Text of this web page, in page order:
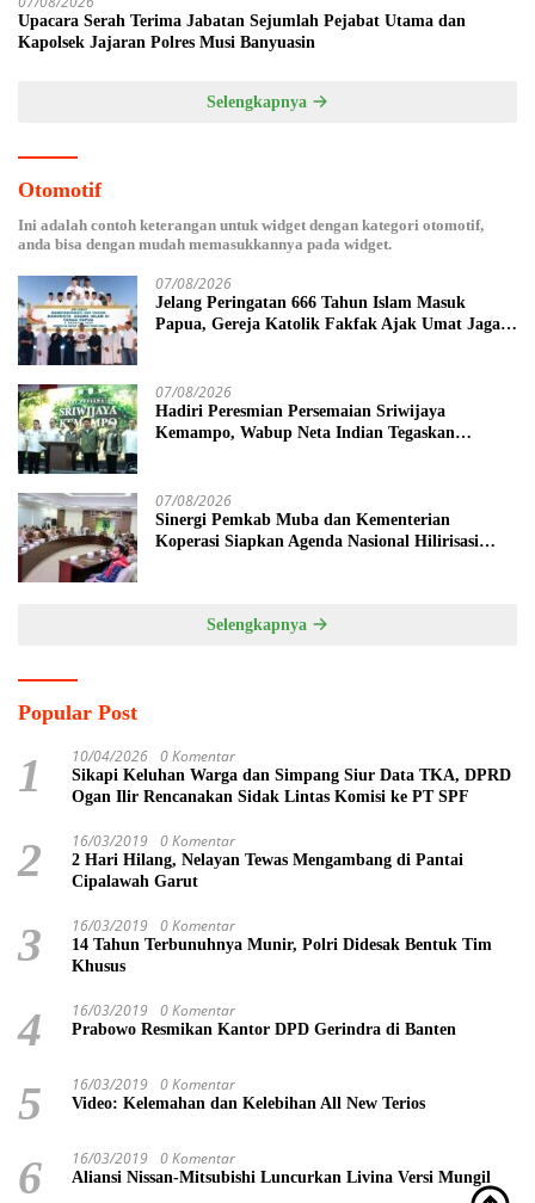
Upacara Serah Terima Jabatan Sejumlah Pejabat Utama dan
Kapolsek Jajaran Polres Musi Banyuasin
Selengkapnya
Otomotif
Ini adalah contoh keterangan untuk widget dengan kategori otomotif,
anda bisa dengan mudah memasukkannya pada widget.
07/08/2026
Jelang Peringatan 666 Tahun Islam Masuk
Papua, Gereja Katolik Fakfak Ajak Umat Jaga
07/08/2026
Hadiri Peresmian Persemaian Sriwijaya
Kemampo, Wabup Neta Indian Tegaskan
07/08/2026
Sinergi Pemkab Muba dan Kementerian
Koperasi Siapkan Agenda Nasional Hilirisasi
Selengkapnya
Popular Post
1 10/04/2026 0 Komentar
Sikapi Keluhan Warga dan Simpang Siur Data TKA, DPRD
Ogan Ilir Rencanakan Sidak Lintas Komisi ke PT SPF
2 16/03/2019 0 Komentar
2 Hari Hilang, Nelayan Tewas Mengambang di Pantai
Cipalawah Garut
3 16/03/2019 0 Komentar
14 Tahun Terbunuhnya Munir, Polri Didesak Bentuk Tim
Khusus
4 16/03/2019 0 Komentar
Prabowo Resmikan Kantor DPD Gerindra di Banten
5 16/03/2019 0 Komentar
Video: Kelemahan dan Kelebihan All New Terios
6 16/03/2019 0 Komentar
Aliansi Nissan-Mitsubishi Luncurkan Livina Versi Mungil